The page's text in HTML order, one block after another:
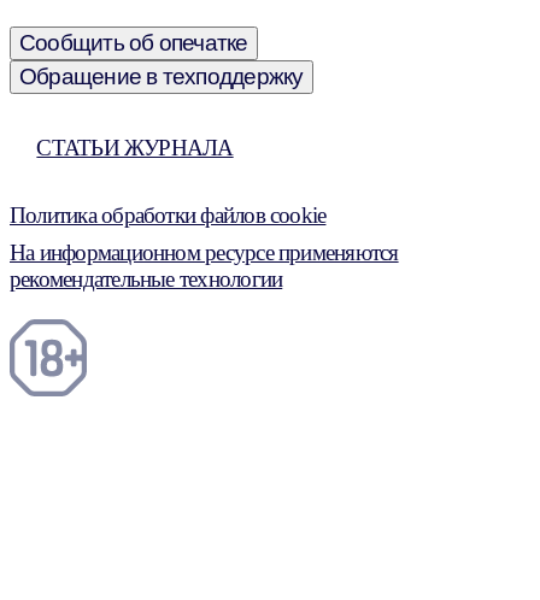
Сообщить об опечатке
Обращение в техподдержку
СТАТЬИ ЖУРНАЛА
Политика обработки файлов cookie
На информационном ресурсе применяются
рекомендательные технологии